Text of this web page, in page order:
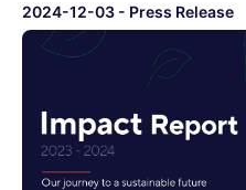
2024-12-03 - Press Release